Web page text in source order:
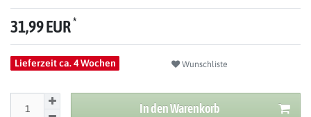
31,99 EUR*
Lieferzeit ca. 4 Wochen Wunschliste
In den Warenkorb